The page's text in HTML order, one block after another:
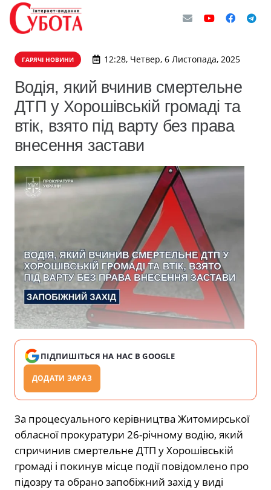
ГАРЯЧІ НОВИНИ 12:28, Четвер, 6 Листопада, 2025
Водія, який вчинив смертельне
ДТП у Хорошівській громаді та
втік, взято під варту без права
внесення застави
ПІДПИШІТЬСЯ НА НАС В GOOGLE
ДОДАТИ ЗАРАЗ
За процесуального керівництва Житомирської
обласної прокуратури 26-річному водію, який
спричинив смертельне ДТП у Хорошівській
громаді і покинув місце події повідомлено про
підозру та обрано запобіжний захід у виді